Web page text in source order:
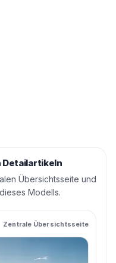
Detailartikeln
Übersichtsseite und
Modells.
Zentrale Übersichtsseite